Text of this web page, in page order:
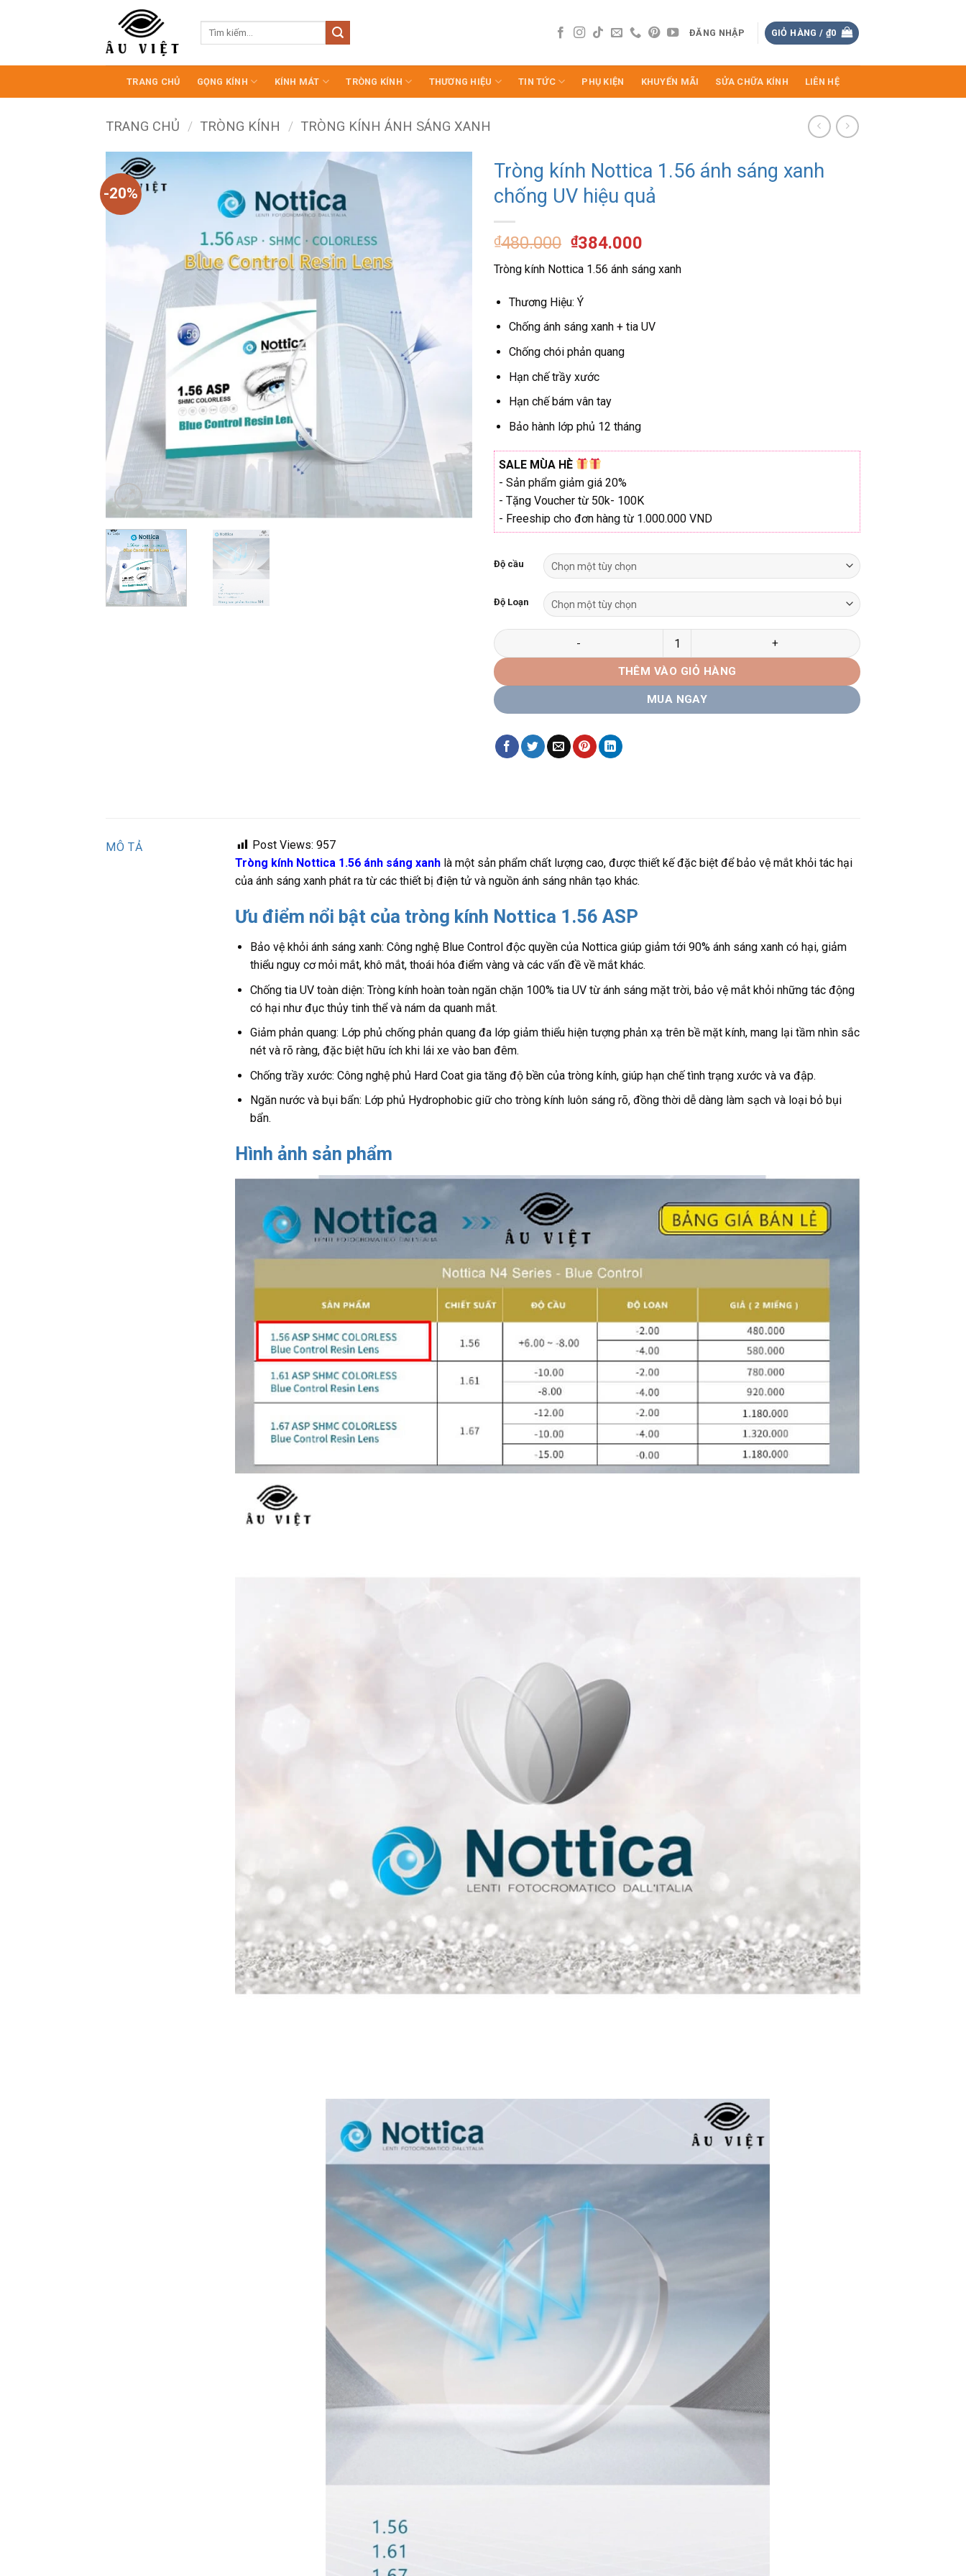
dung
Tìm
ĐĂNG NHẬP GIỎ HÀNG / ₫0
TRANG CHỦ GỌNG KÍNH KÍNH MÁT TRÒNG KÍNH THƯƠNG HIỆU TIN TỨC PHỤ KIỆN KHUYẾN MÃI SỬA CHỮA KÍNH LIÊN HỆ
TRANG CHỦ / TRÒNG KÍNH / TRÒNG KÍNH ÁNH SÁNG XANH
-20%
Tròng kính Nottica 1.56 ánh sáng xanh
chống UV hiệu quả
₫480.000 Giá
gốc
là:
₫480.000.
₫384.000
hiện
tại
Tròng kính Nottica 1.56 ánh sáng xanh
Thương Hiệu: Ý
Chống ánh sáng xanh + tia UV
Chống chói phản quang
Hạn chế trầy xước
Hạn chế bám vân tay
Bảo hành lớp phủ 12 tháng
SALE MÙA HÈ
- Sản phẩm giảm giá 20%
- Tặng Voucher từ 50k- 100K
- Freeship cho đơn hàng từ 1.000.000 VND
Độ cầu
Độ Loạn
Tròng kính Nottica 1.56 ánh sáng xanh chống UV hiệu quả số lượng
THÊM VÀO GIỎ HÀNG
MUA NGAY
MÔ TẢ Post Views: 957
Tròng kính Nottica 1.56 ánh sáng xanh là một sản phẩm chất lượng cao, được thiết kế đặc biệt để bảo vệ mắt khỏi tác hại
của ánh sáng xanh phát ra từ các thiết bị điện tử và nguồn ánh sáng nhân tạo khác.
Ưu điểm nổi bật của tròng kính Nottica 1.56 ASP
Bảo vệ khỏi ánh sáng xanh: Công nghệ Blue Control độc quyền của Nottica giúp giảm tới 90% ánh sáng xanh có hại, giảm
thiểu nguy cơ mỏi mắt, khô mắt, thoái hóa điểm vàng và các vấn đề về mắt khác.
Chống tia UV toàn diện: Tròng kính hoàn toàn ngăn chặn 100% tia UV từ ánh sáng mặt trời, bảo vệ mắt khỏi những tác động
có hại như đục thủy tinh thể và nám da quanh mắt.
Giảm phản quang: Lớp phủ chống phản quang đa lớp giảm thiểu hiện tượng phản xạ trên bề mặt kính, mang lại tầm nhìn sắc
nét và rõ ràng, đặc biệt hữu ích khi lái xe vào ban đêm.
Chống trầy xước: Công nghệ phủ Hard Coat gia tăng độ bền của tròng kính, giúp hạn chế tình trạng xước và va đập.
Ngăn nước và bụi bẩn: Lớp phủ Hydrophobic giữ cho tròng kính luôn sáng rõ, đồng thời dễ dàng làm sạch và loại bỏ bụi
bẩn.
Hình ảnh sản phẩm